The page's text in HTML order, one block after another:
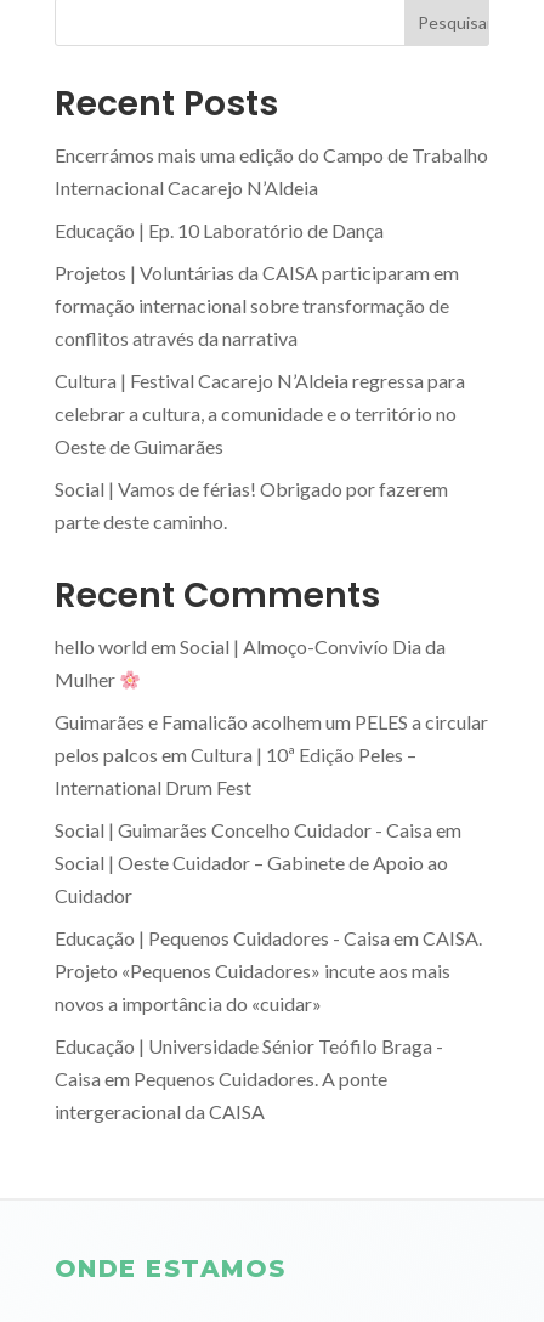
Recent Posts
Encerrámos mais uma edição do Campo de Trabalho
Internacional Cacarejo N’Aldeia
Educação | Ep. 10 Laboratório de Dança
Projetos | Voluntárias da CAISA participaram em
formação internacional sobre transformação de
conflitos através da narrativa
Cultura | Festival Cacarejo N’Aldeia regressa para
celebrar a cultura, a comunidade e o território no
Oeste de Guimarães
Social | Vamos de férias! Obrigado por fazerem
parte deste caminho.
Recent Comments
hello world em Social | Almoço-Convivío Dia da
Mulher
Guimarães e Famalicão acolhem um PELES a circular
pelos palcos em Cultura | 10ª Edição Peles –
International Drum Fest
Social | Guimarães Concelho Cuidador - Caisa em
Social | Oeste Cuidador – Gabinete de Apoio ao
Cuidador
Educação | Pequenos Cuidadores - Caisa em CAISA.
Projeto «Pequenos Cuidadores» incute aos mais
novos a importância do «cuidar»
Educação | Universidade Sénior Teófilo Braga -
Caisa em Pequenos Cuidadores. A ponte
intergeracional da CAISA
ONDE ESTAMOS